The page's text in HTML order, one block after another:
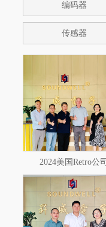
编码器
传感器
2024美国Retro公司